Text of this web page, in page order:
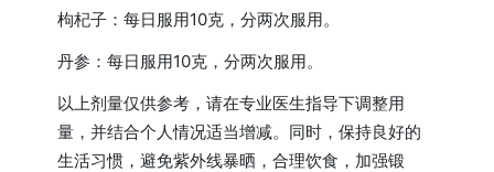
枸杞子：每日服用10克，分两次服用。
丹参：每日服用10克，分两次服用。
以上剂量仅供参考，请在专业医生指导下调整用
量，并结合个人情况适当增减。同时，保持良好的
生活习惯，避免紫外线暴晒，合理饮食，加强锻